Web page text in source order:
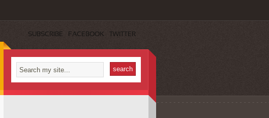
SUBSCRIBE FACEBOOK TWITTER